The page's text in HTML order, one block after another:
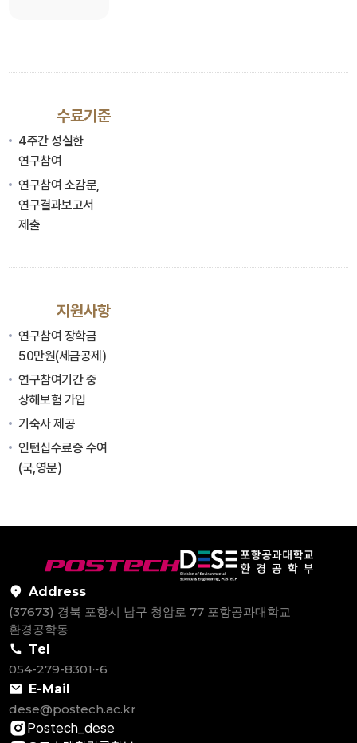
수료기준
4주간 성실한
연구참여
연구참여 소감문,
연구결과보고서
제출
지원사항
연구참여 장학금
50만원(세금공제)
연구참여기간 중
상해보험 가입
기숙사 제공
인턴십수료증 수여
(국,영문)
Address
(37673) 경북 포항시 남구 청암로 77 포항공과대학교
환경공학동
Tel
054-279-8301~6
E-Mail
dese@postech.ac.kr
Postech_dese